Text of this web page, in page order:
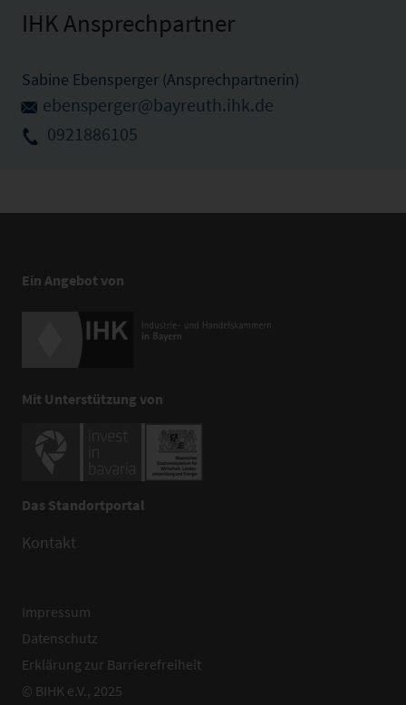
IHK Ansprechpartner
Sabine Ebensperger (Ansprechpartnerin)
ebensperger@bayreuth.ihk.de
0921886105
Ein Angebot von
Mit Unterstützung von
Das Standortportal
Kontakt
Impressum
Datenschutz
Erklärung zur Barrierefreiheit
© BIHK e.V., 2025